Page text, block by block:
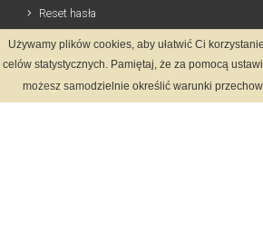
Reset hasła
Informacje
Regulamin
Używamy plików cookies, aby ułatwić Ci
celów statystycznych. Pamiętaj, że za pomocą
możesz samodzielnie określić warunki